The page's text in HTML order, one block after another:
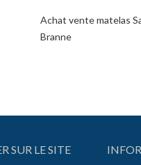
Achat vente matelas
Branne
SUR LE SITE